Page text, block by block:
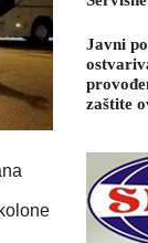
Javni
zaštite